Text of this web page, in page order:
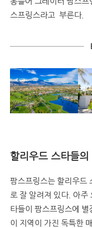
스프링스라고 부른다.
할리우드 스타들의
팜스프링스는 할리우드
로 잘 알려져 있다. 아
타들이 팜스프링스에
이 지역이 가진 독특한